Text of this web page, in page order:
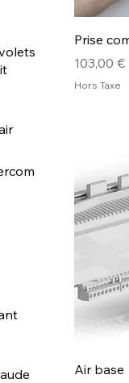
Prise
Prix
103,00 €
Hors Taxe
Air base